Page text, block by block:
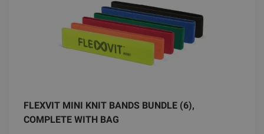
FLEXVIT MINI KNIT BANDS BUNDLE (6),
COMPLETE WITH BAG